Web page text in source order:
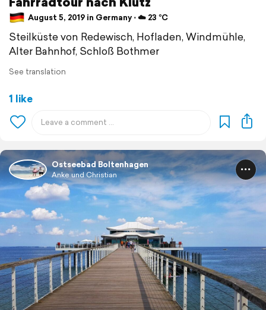
August 5, 2019 in Germany ⋅ ☁️ 23 °C
Steilküste von Redewisch, Hofladen, Windmühle,
Alter Bahnhof, Schloß Bothmer
See translation
1 like
Ostseebad Boltenhagen
Anke und Christian